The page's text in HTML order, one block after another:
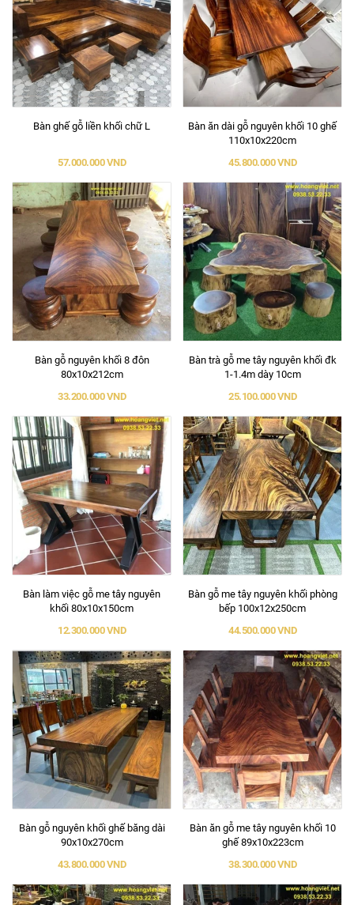
Bàn ghế gỗ liền khối chữ L
57.000.000 VND
Bàn ăn dài gỗ nguyên khối 10 ghế
110x10x220cm
45.800.000 VND
Bàn gỗ nguyên khối 8 đôn
80x10x212cm
33.200.000 VND
Bàn trà gỗ me tây nguyên khối đk
1-1.4m dày 10cm
25.100.000 VND
Bàn làm việc gỗ me tây nguyên
khối 80x10x150cm
12.300.000 VND
Bàn gỗ me tây nguyên khối phòng
bếp 100x12x250cm
44.500.000 VND
Bàn gỗ nguyên khối ghế băng dài
90x10x270cm
43.800.000 VND
Bàn ăn gỗ me tây nguyên khối 10
ghế 89x10x223cm
38.300.000 VND